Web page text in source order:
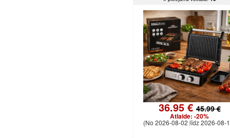
36.95 €45.99 €
Atlaide: -20%
(No 2026-08-02 līdz 2026-08-